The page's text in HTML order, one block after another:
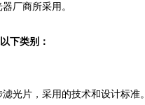
厂商所采用。
下类别：
光片，采用的技术和设计标准。